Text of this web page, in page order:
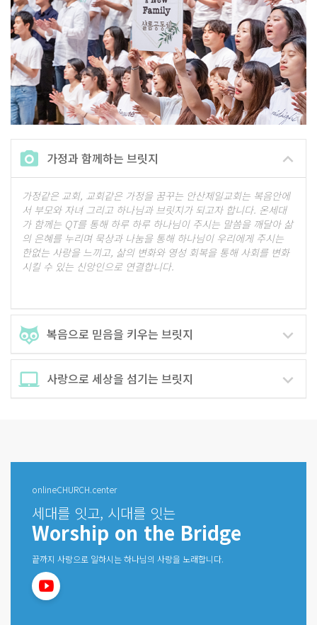
가정과 함께하는 브릿지
가정같은 교회, 교회같은 가정을 꿈꾸는 안산제일교회는 복음안에
서 부모와 자녀 그리고 하나님과 브릿지가 되고자 합니다. 온세대
가 함께는 QT를 통해 하루 하루 하나님이 주시는 말씀을 깨달아 삶
의 은혜를 누리며 묵상과 나눔을 통해 하나님이 우리에게 주시는
한없는 사랑을 느끼고, 삶의 변화와 영성 회복을 통해 사회를 변화
시킬 수 있는 신앙인으로 연결합니다.
복음으로 믿음을 키우는 브릿지
사랑으로 세상을 섬기는 브릿지
onlineCHURCH.center
세대를 잇고, 시대를 잇는
Worship on the Bridge
끝까지 사랑으로 일하시는 하나님의 사랑을 노래합니다.